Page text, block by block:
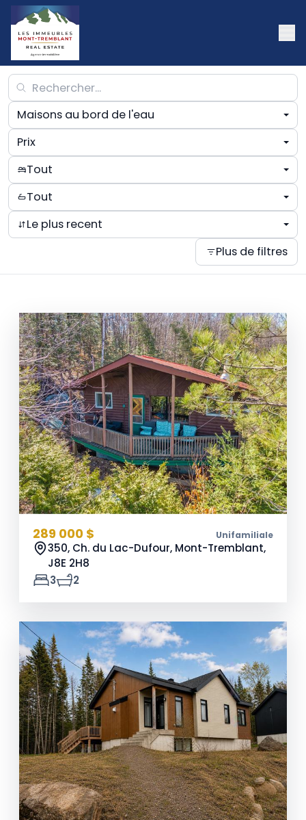
Maisons au bord de l'eau
Prix
Tout
Tout
Le plus recent
Plus de filtres
289 000 $ Unifamiliale
350, Ch. du Lac-Dufour, Mont-Tremblant,
J8E 2H8
3
2